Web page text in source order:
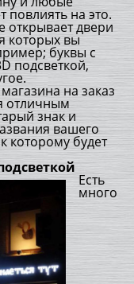
повлиять на это.
двери
которых вы
буквы с
подсветкой,
на заказ
отличным
знак и
вашего
которому будет
Есть
много